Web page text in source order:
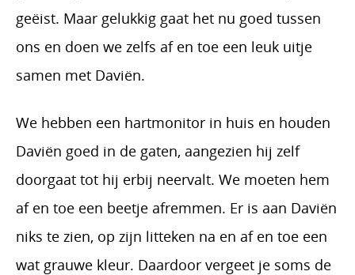
geëist. Maar gelukkig gaat het nu goed tussen
ons en doen we zelfs af en toe een leuk uitje
samen met Daviën.
We hebben een hartmonitor in huis en houden
Daviën goed in de gaten, aangezien hij zelf
doorgaat tot hij erbij neervalt. We moeten hem
af en toe een beetje afremmen. Er is aan Daviën
niks te zien, op zijn litteken na en af en toe een
wat grauwe kleur. Daardoor vergeet je soms de